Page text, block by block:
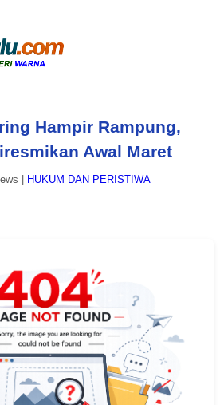
Hampir Rampung,
Awal Maret
HUKUM DAN PERISTIWA